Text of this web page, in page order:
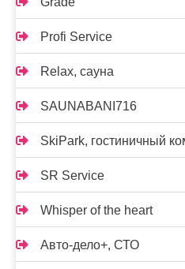
Profi Service
Relax, сауна
SAUNABANI716
SkiPark, гостиничный
SR Service
Whisper of the heart
Авто-дело+, СТО